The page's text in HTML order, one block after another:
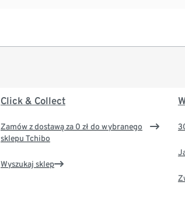
Click & Collect
Zamów z dostawą za 0 zł do wybranego
sklepu Tchibo
Wyszukaj sklep